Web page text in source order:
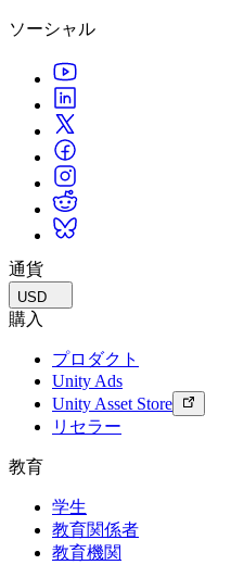
Unity がサポートする 25 以
LiveOps
ローンチ後のインサイトと
成長
詳しく見る
発見され、モバイルユーザ
ストアとD2C全体でIAPを管
収益化
Unity で宣伝
Unity で収益化
活用事例
モバイルゲーム
Unity でモバイル向けヒット
インディーゲーム
少人数のチームで大規模な
運用の卓越性を達成する
小売
店内体験をオンライン体験
自動車
イノベーションと車内体験
すべての業界を見る
技術用語のライブラリ
ケーススタディ
実際の成功事例
ベストプラクティスガイド
専門家のヒントとコツ
デモ
デモ、サンプル、ビルディ
すべてのリソース
新機能
ブログ
更新情報、情報、技術的ヒン
お知らせ
ニュース、ストーリー、プ
ライブストリーム
Unity Awards
世界中のUnityクリエイター
Unity は初めてですか？旅を
ハウツーガイド
実用的なヒントとベストプ
教育
学生向け
キャリアをスタートさせる
教育を大幅に強化
教育機関向けライセンス
認定教材
Unityのマスタリーを証明する
ソーシャル
通貨
USD
購入
プロダクト
Unity Ads
Unity Asset Store
リセラー
教育
学生
教育関係者
教育機関